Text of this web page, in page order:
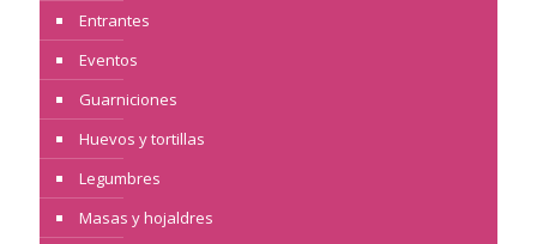
Entrantes
Eventos
Guarniciones
Huevos y tortillas
Legumbres
Masas y hojaldres